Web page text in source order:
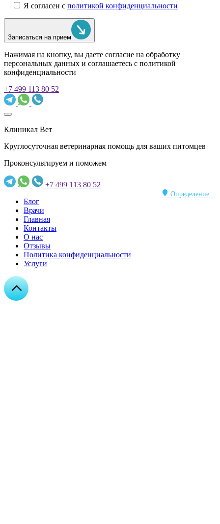
Я согласен с политикой конфиденциальности
Записаться на прием
Нажимая на кнопку, вы даете согласие на обработку
персональных данных и соглашаетесь c политикой
конфиденциальности
+7 499 113 80 52
Клиникал Вет
Круглосуточная ветеринарная помощь для ваших питомцев
Проконсультируем и поможем
+7 499 113 80 52
Определение...
Блог
Врачи
Главная
Контакты
О нас
Отзывы
Политика конфиденциальности
Услуги